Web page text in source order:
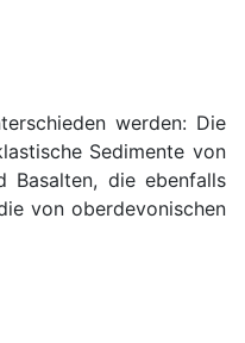
werden: Die
Sedimente von
Basalten, die ebenfalls
von oberdevonischen